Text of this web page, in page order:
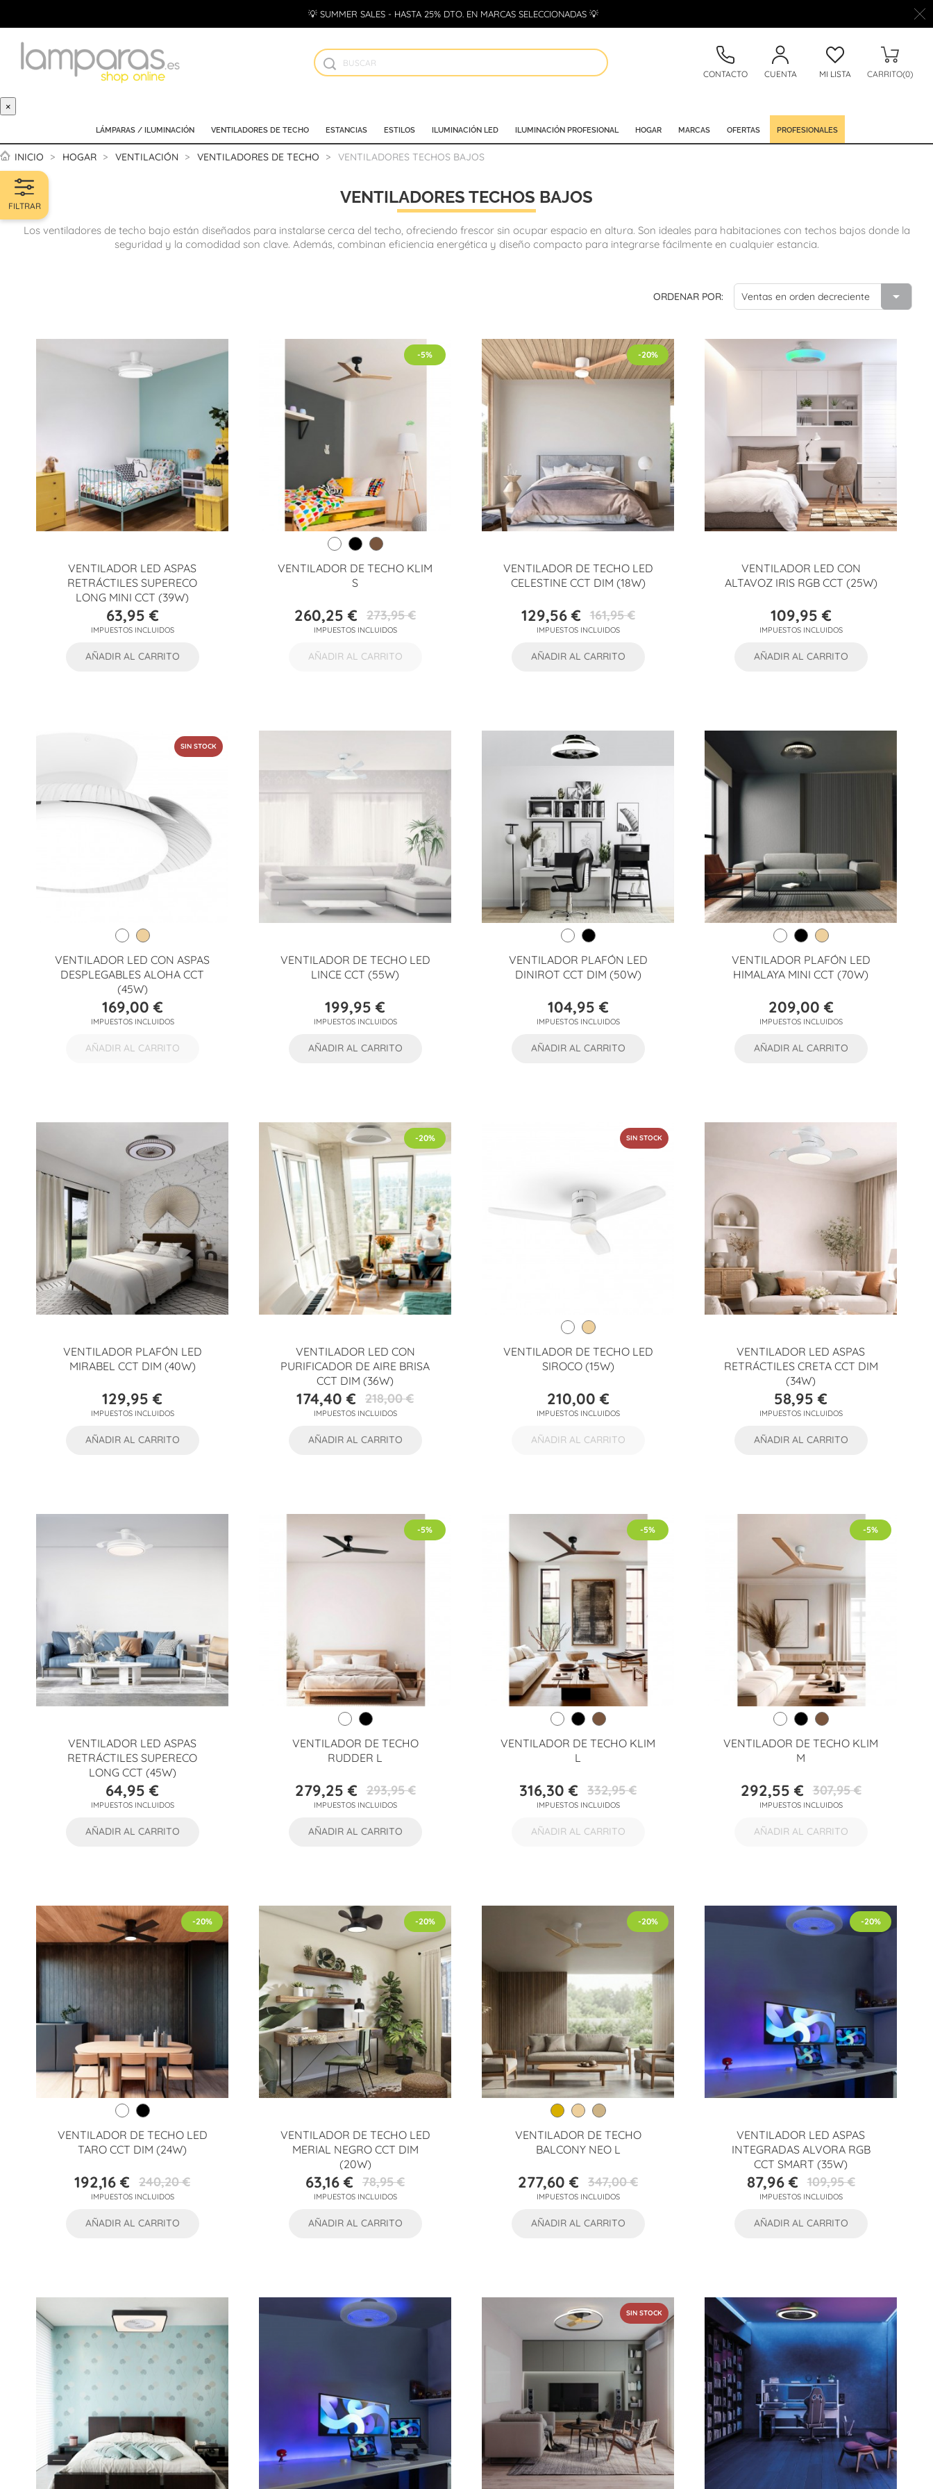
💡 SUMMER SALES - HASTA 25% DTO. EN MARCAS SELECCIONADAS 💡
CONTACTO CUENTA MI LISTA CARRITO(0)
×
LÁMPARAS / ILUMINACIÓN VENTILADORES DE TECHO ESTANCIAS ESTILOS ILUMINACIÓN LED ILUMINACIÓN PROFESIONAL HOGAR MARCAS OFERTAS PROFESIONALES
INICIO HOGAR VENTILACIÓN VENTILADORES DE TECHO VENTILADORES TECHOS BAJOS
FILTRAR VENTILADORES TECHOS BAJOS
Los ventiladores de techo bajo están diseñados para instalarse cerca del techo, ofreciendo frescor sin ocupar espacio en altura. Son ideales para habitaciones con techos bajos donde la
seguridad y la comodidad son clave. Además, combinan eficiencia energética y diseño compacto para integrarse fácilmente en cualquier estancia.
ORDENAR POR: Ventas en orden decreciente 
VENTILADOR LED ASPAS
RETRÁCTILES SUPERECO
LONG MINI CCT (39W)
Precio
63,95 €
IMPUESTOS INCLUIDOS
AÑADIR AL CARRITO
VENTILADOR DE TECHO KLIM
S
Precio
260,25 €Precio
base
273,95 €
IMPUESTOS INCLUIDOS
-5%
AÑADIR AL CARRITO
VENTILADOR DE TECHO LED
CELESTINE CCT DIM (18W)
Precio
129,56 €Precio
base
161,95 €
IMPUESTOS INCLUIDOS
-20%
AÑADIR AL CARRITO
VENTILADOR LED CON
ALTAVOZ IRIS RGB CCT (25W)
Precio
109,95 €
IMPUESTOS INCLUIDOS
AÑADIR AL CARRITO
VENTILADOR LED CON ASPAS
DESPLEGABLES ALOHA CCT
(45W)
Precio
169,00 €
IMPUESTOS INCLUIDOS
SIN STOCK
AÑADIR AL CARRITO
VENTILADOR DE TECHO LED
LINCE CCT (55W)
Precio
199,95 €
IMPUESTOS INCLUIDOS
AÑADIR AL CARRITO
VENTILADOR PLAFÓN LED
DINIROT CCT DIM (50W)
Precio
104,95 €
IMPUESTOS INCLUIDOS
AÑADIR AL CARRITO
VENTILADOR PLAFÓN LED
HIMALAYA MINI CCT (70W)
Precio
209,00 €
IMPUESTOS INCLUIDOS
AÑADIR AL CARRITO
VENTILADOR PLAFÓN LED
MIRABEL CCT DIM (40W)
Precio
129,95 €
IMPUESTOS INCLUIDOS
AÑADIR AL CARRITO
VENTILADOR LED CON
PURIFICADOR DE AIRE BRISA
CCT DIM (36W)
Precio
174,40 €Precio
base
218,00 €
IMPUESTOS INCLUIDOS
-20%
AÑADIR AL CARRITO
VENTILADOR DE TECHO LED
SIROCO (15W)
Precio
210,00 €
IMPUESTOS INCLUIDOS
SIN STOCK
AÑADIR AL CARRITO
VENTILADOR LED ASPAS
RETRÁCTILES CRETA CCT DIM
(34W)
Precio
58,95 €
IMPUESTOS INCLUIDOS
AÑADIR AL CARRITO
VENTILADOR LED ASPAS
RETRÁCTILES SUPERECO
LONG CCT (45W)
Precio
64,95 €
IMPUESTOS INCLUIDOS
AÑADIR AL CARRITO
VENTILADOR DE TECHO
RUDDER L
Precio
279,25 €Precio
base
293,95 €
IMPUESTOS INCLUIDOS
-5%
AÑADIR AL CARRITO
VENTILADOR DE TECHO KLIM
L
Precio
316,30 €Precio
base
332,95 €
IMPUESTOS INCLUIDOS
-5%
AÑADIR AL CARRITO
VENTILADOR DE TECHO KLIM
M
Precio
292,55 €Precio
base
307,95 €
IMPUESTOS INCLUIDOS
-5%
AÑADIR AL CARRITO
VENTILADOR DE TECHO LED
TARO CCT DIM (24W)
Precio
192,16 €
Precio
base
240,20 €
IMPUESTOS INCLUIDOS
-20%
AÑADIR AL CARRITO
VENTILADOR DE TECHO LED
MERIAL NEGRO CCT DIM
(20W)
Precio
63,16 € Precio
base
78,95 €
IMPUESTOS INCLUIDOS
-20%
AÑADIR AL CARRITO
VENTILADOR DE TECHO
BALCONY NEO L
Precio
277,60 €Precio
base
347,00 €
IMPUESTOS INCLUIDOS
-20%
AÑADIR AL CARRITO
VENTILADOR LED ASPAS
INTEGRADAS ALVORA RGB
CCT SMART (35W)
Precio
87,96 €
Precio
base
109,95 €
IMPUESTOS INCLUIDOS
-20%
AÑADIR AL CARRITO
SIN STOCK